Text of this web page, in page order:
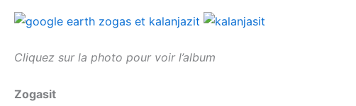
Cliquez sur la photo pour voir l’album
Zogasit